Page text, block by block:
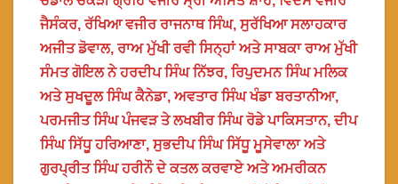
ਜੈਸੰਕਰ, ਰੱਖਿਆ ਵਜੀਰ ਰਾਜਨਾਥ ਸਿੰਘ, ਸੁਰੱਖਿਆ ਸਲਾਹਕਾਰ
ਅਜੀਤ ਡੋਵਾਲ, ਰਾਅ ਮੁੱਖੀ ਰਵੀ ਸਿਨ੍ਹਾਂ ਅਤੇ ਸਾਬਕਾ ਰਾਅ ਮੁੱਖੀ
ਸੰਮਤ ਗੋਇਲ ਨੇ ਹਰਦੀਪ ਸਿੰਘ ਨਿੱਝਰ, ਰਿਪੁਦਮਨ ਸਿੰਘ ਮਲਿਕ
ਅਤੇ ਸੁਖਦੂਲ ਸਿੰਘ ਕੈਨੇਡਾ, ਅਵਤਾਰ ਸਿੰਘ ਖੰਡਾ ਬਰਤਾਨੀਆ,
ਪਰਮਜੀਤ ਸਿੰਘ ਪੰਜਵੜ ਤੇ ਲਖਬੀਰ ਸਿੰਘ ਰੋਡੇ ਪਾਕਿਸਤਾਨ, ਦੀਪ
ਸਿੰਘ ਸਿੱਧੂ ਹਰਿਆਣਾ, ਸੁਭਦੀਪ ਸਿੰਘ ਸਿੱਧੂ ਮੂਸੇਵਾਲਾ ਅਤੇ
ਗੁਰਪ੍ਰੀਤ ਸਿੰਘ ਹਰੀਨੌ ਦੇ ਕਤਲ ਕਰਵਾਏ ਅਤੇ ਅਮਰੀਕਨ